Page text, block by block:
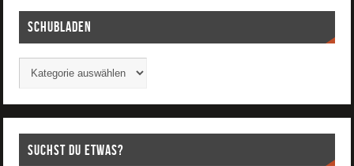
Schubladen
Suchst Du etwas?